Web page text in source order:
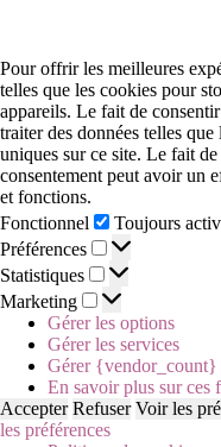
Pour offrir les meilleures
telles que les cookies pour
appareils. Le fait de
traiter des données telles
uniques sur ce site. Le fait
consentement peut avoir un
et fonctions.
Fonctionnel
Toujours
Préférences
Statistiques
Marketing
Gérer les options
Gérer les services
Gérer {vendor_count}
En savoir plus sur ces
Accepter Refuser Voir les
les préférences